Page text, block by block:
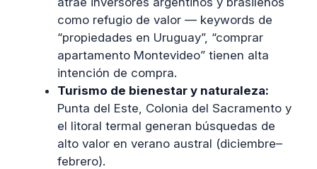
como refugio de valor — keywords de
“propiedades en Uruguay”, “comprar
apartamento Montevideo” tienen alta
intención de compra.
Turismo de bienestar y naturaleza:
Punta del Este, Colonia del Sacramento y
el litoral termal generan búsquedas de
alto valor en verano austral (diciembre–
febrero).